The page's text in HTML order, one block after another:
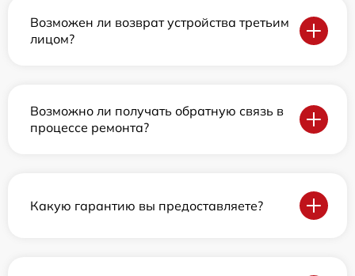
Возможен ли возврат устройства третьим
лицом?
Возможно ли получать обратную связь в
процессе ремонта?
Какую гарантию вы предоставляете?